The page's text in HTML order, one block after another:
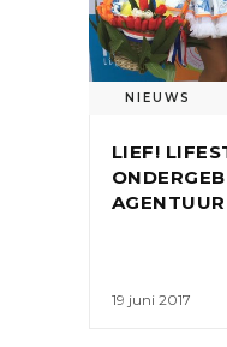
NIEUWS
LIEF!
19 juni 2017